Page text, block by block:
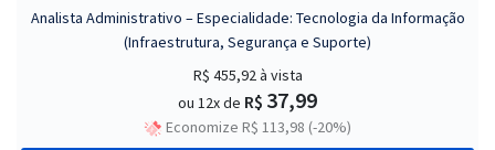
Analista Administrativo – Especialidade: Tecnologia da Informação
(Infraestrutura, Segurança e Suporte)
R$ 455,92à vista
ou 12x de R$ 37,99
Economize R$ 113,98 (-20%)